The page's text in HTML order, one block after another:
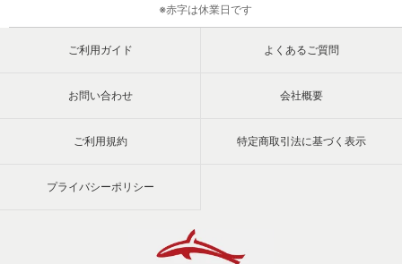
※赤字は休業日です
ご利用ガイド よくあるご質問
お問い合わせ 会社概要
ご利用規約 特定商取引法に基づく表示
プライバシーポリシー